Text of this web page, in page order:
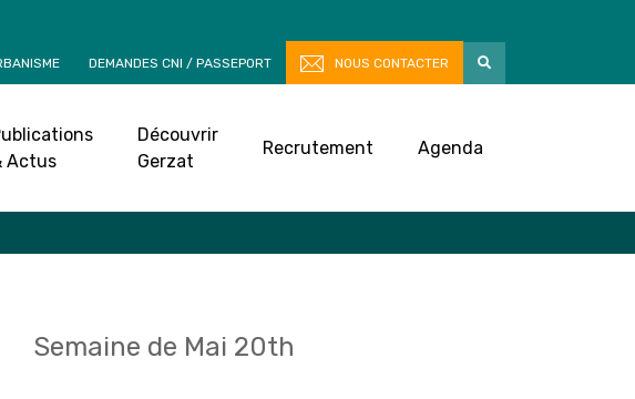
DEMANDES CNI / PASSEPORT NOUS CONTACTER
Actus
Découvrir
Gerzat
Recrutement Agenda
Semaine de Mai 20th